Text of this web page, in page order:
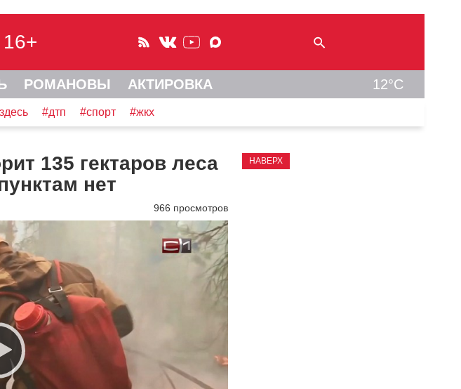
16+
РОМАНОВЫ АКТИРОВКА 12°C
#дтп #спорт #жкх
135 гектаров леса
нет
966 просмотров
НАВЕРХ